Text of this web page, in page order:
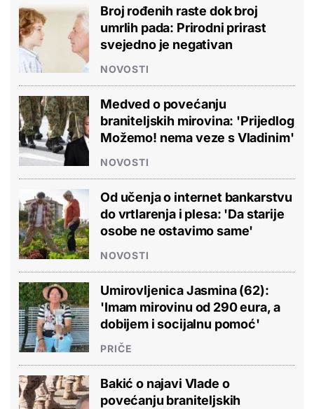
Broj rođenih raste dok broj
umrlih pada: Prirodni prirast
svejedno je negativan
NOVOSTI
Medved o povećanju
braniteljskih mirovina: 'Prijedlog
Možemo! nema veze s Vladinim'
NOVOSTI
Od učenja o internet bankarstvu
do vrtlarenja i plesa: 'Da starije
osobe ne ostavimo same'
NOVOSTI
Umirovljenica Jasmina (62):
'Imam mirovinu od 290 eura, a
dobijem i socijalnu pomoć'
PRIČE
Bakić o najavi Vlade o
povećanju braniteljskih